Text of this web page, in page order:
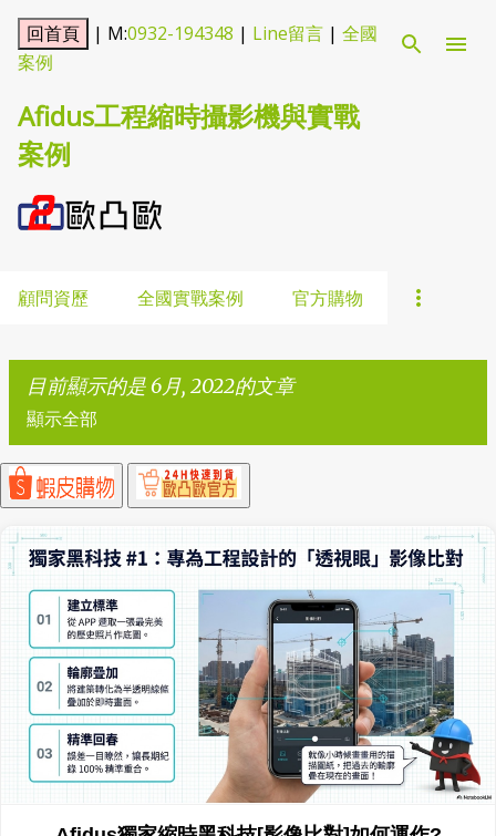
跳到主要內容
| M:0932-194348 | Line留言 | 全國
案例
Afidus工程縮時攝影機與實戰
案例
顧問資歷 全國實戰案例 官方購物
目前顯示的是 6月, 2022的文章
顯示全部